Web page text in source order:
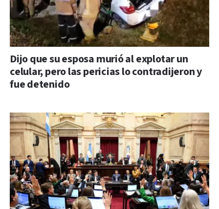
Dijo que su esposa murió al explotar un
celular, pero las pericias lo contradijeron y
fue detenido